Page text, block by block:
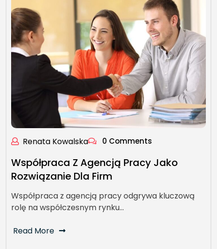
Renata Kowalska 0 Comments
Współpraca Z Agencją Pracy Jako
Rozwiązanie Dla Firm
Współpraca z agencją pracy odgrywa kluczową
rolę na współczesnym rynku…
Read More